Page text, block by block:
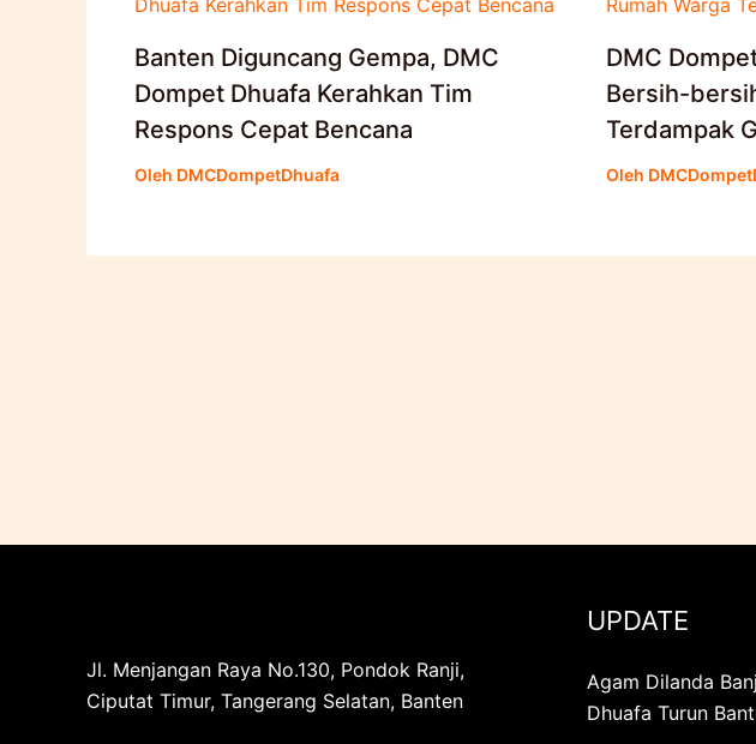
Banten Diguncang Gempa, DMC
Dompet Dhuafa Kerahkan Tim
Respons Cepat Bencana
Oleh DMCDompetDhuafa
DMC
Bersih-
Terdampak
Oleh
Jl. Menjangan Raya No.130, Pondok Ranji,
Ciputat Timur, Tangerang Selatan, Banten
UPDATE
Agam Dilanda
Dhuafa Turun